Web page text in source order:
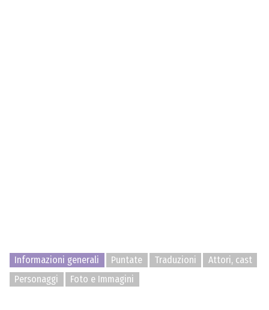
Informazioni generali Puntate Traduzioni
Attori, cast
Personaggi
Foto e Immagini